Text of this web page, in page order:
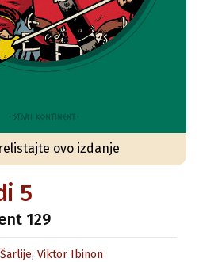
ovo izdanje
5
129
, Viktor Ibinon